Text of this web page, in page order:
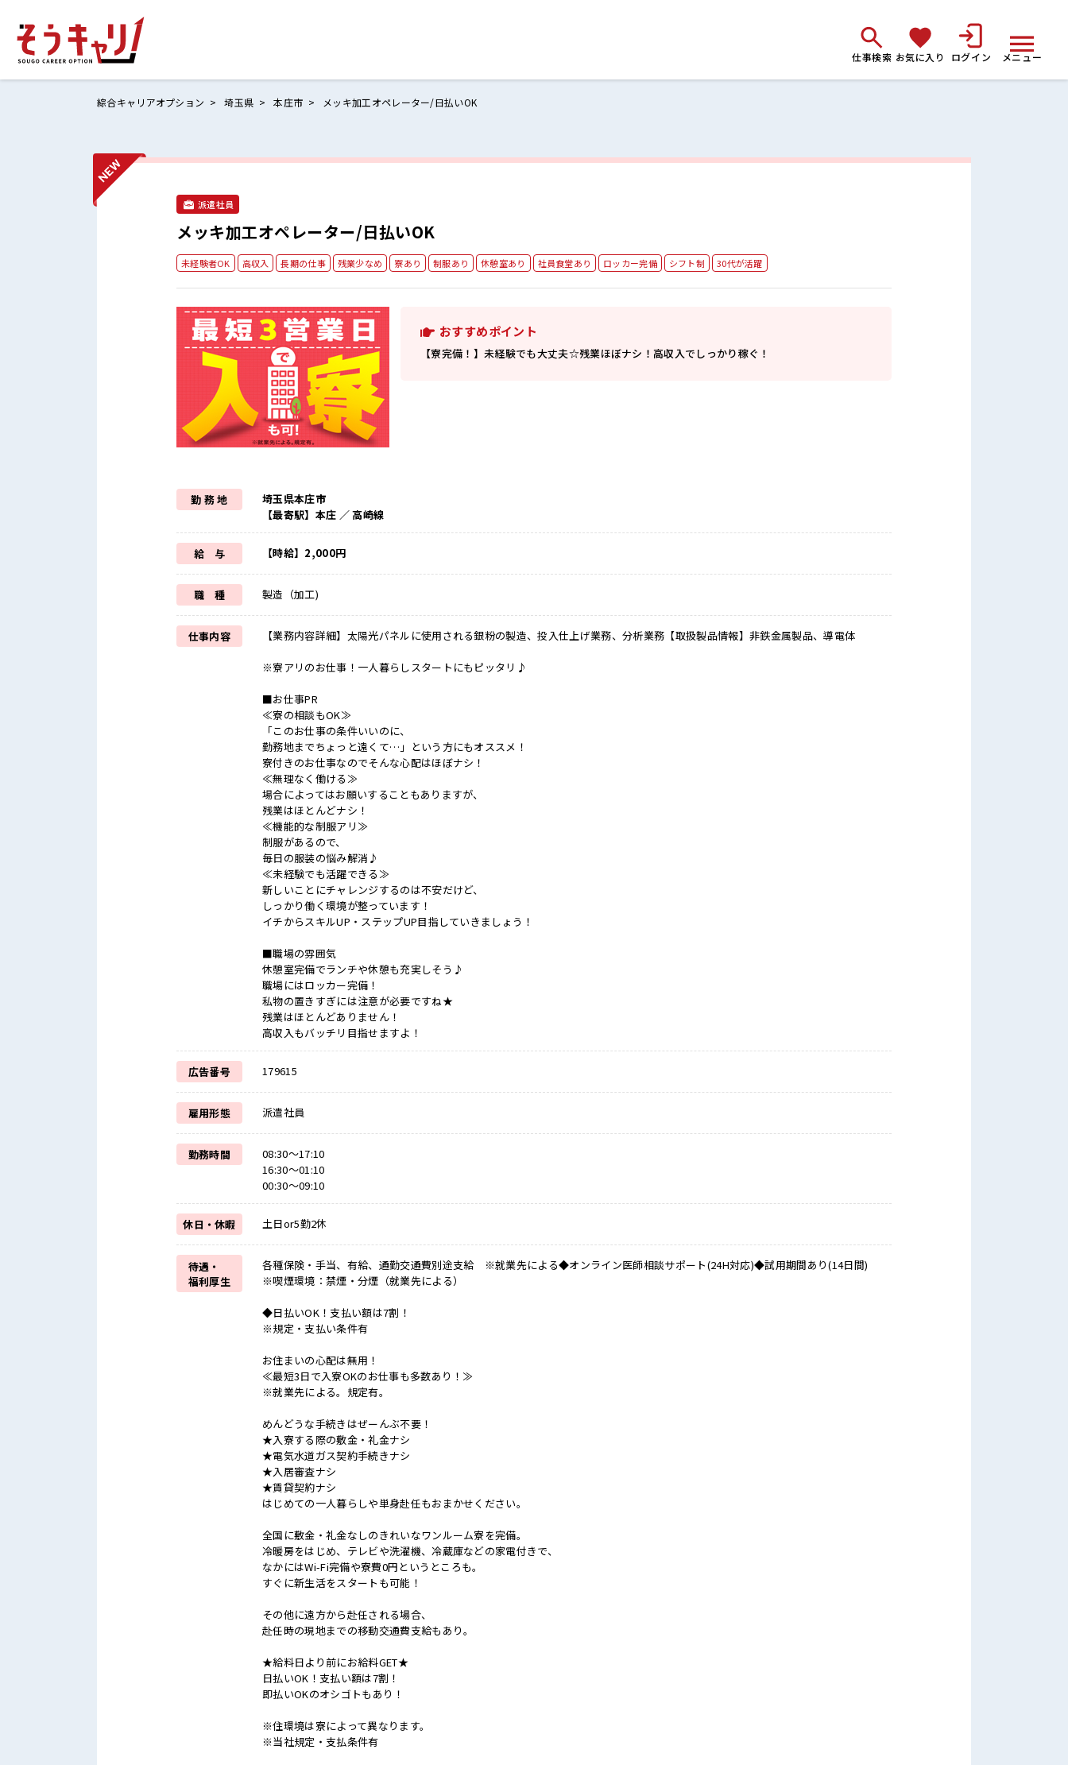
仕事検索 お気に入り ログイン メニュー
ログイン 閉じる
ホームにもどる
お気に入りリスト
お問い合わせ
ログイン
綜合キャリアオプション 埼玉県 本庄市 メッキ加工オペレーター/日払いOK
派遣社員
メッキ加工オペレーター/日払いOK
未経験者OK 高収入 長期の仕事 残業少なめ 寮あり 制服あり 休憩室あり 社員食堂あり ロッカー完備 シフト制 30代が活躍
おすすめポイント
【寮完備！】未経験でも大丈夫☆残業ほぼナシ！高収入でしっかり稼ぐ！
勤 務 地
埼玉県本庄市
【最寄駅】本庄 ／ 高崎線
給 与 【時給】2,000円
職 種 製造（加工)
仕事内容 【業務内容詳細】太陽光パネルに使用される銀粉の製造、投入仕上げ業務、分析業務【取扱製品情報】非鉄金属製品、導電体
※寮アリのお仕事！一人暮らしスタートにもピッタリ♪
■お仕事PR
≪寮の相談もOK≫
「このお仕事の条件いいのに、
勤務地までちょっと遠くて…」という方にもオススメ！
寮付きのお仕事なのでそんな心配はほぼナシ！
≪無理なく働ける≫
場合によってはお願いすることもありますが、
残業はほとんどナシ！
≪機能的な制服アリ≫
制服があるので、
毎日の服装の悩み解消♪
≪未経験でも活躍できる≫
新しいことにチャレンジするのは不安だけど、
しっかり働く環境が整っています！
イチからスキルUP・ステップUP目指していきましょう！
■職場の雰囲気
休憩室完備でランチや休憩も充実しそう♪
職場にはロッカー完備！
私物の置きすぎには注意が必要ですね★
残業はほとんどありません！
高収入もバッチリ目指せますよ！
広告番号 179615
雇用形態 派遣社員
勤務時間
08:30～17:10
16:30～01:10
00:30～09:10
休日・休暇 土日or5勤2休
待遇・
福利厚生
各種保険・手当、有給、通勤交通費別途支給 ※就業先による◆オンライン医師相談サポート(24H対応)◆試用期間あり(14日間)
※喫煙環境：禁煙・分煙（就業先による）
◆日払いOK！支払い額は7割！
※規定・支払い条件有
お住まいの心配は無用！
≪最短3日で入寮OKのお仕事も多数あり！≫
※就業先による。規定有。
めんどうな手続きはぜーんぶ不要！
★入寮する際の敷金・礼金ナシ
★電気水道ガス契約手続きナシ
★入居審査ナシ
★賃貸契約ナシ
はじめての一人暮らしや単身赴任もおまかせください。
全国に敷金・礼金なしのきれいなワンルーム寮を完備。
冷暖房をはじめ、テレビや洗濯機、冷蔵庫などの家電付きで、
なかにはWi-Fi完備や寮費0円というところも。
すぐに新生活をスタートも可能！
その他に遠方から赴任される場合、
赴任時の現地までの移動交通費支給もあり。
★給料日より前にお給料GET★
日払いOK！支払い額は7割！
即払いOKのオシゴトもあり！
※住環境は寮によって異なります。
※当社規定・支払条件有